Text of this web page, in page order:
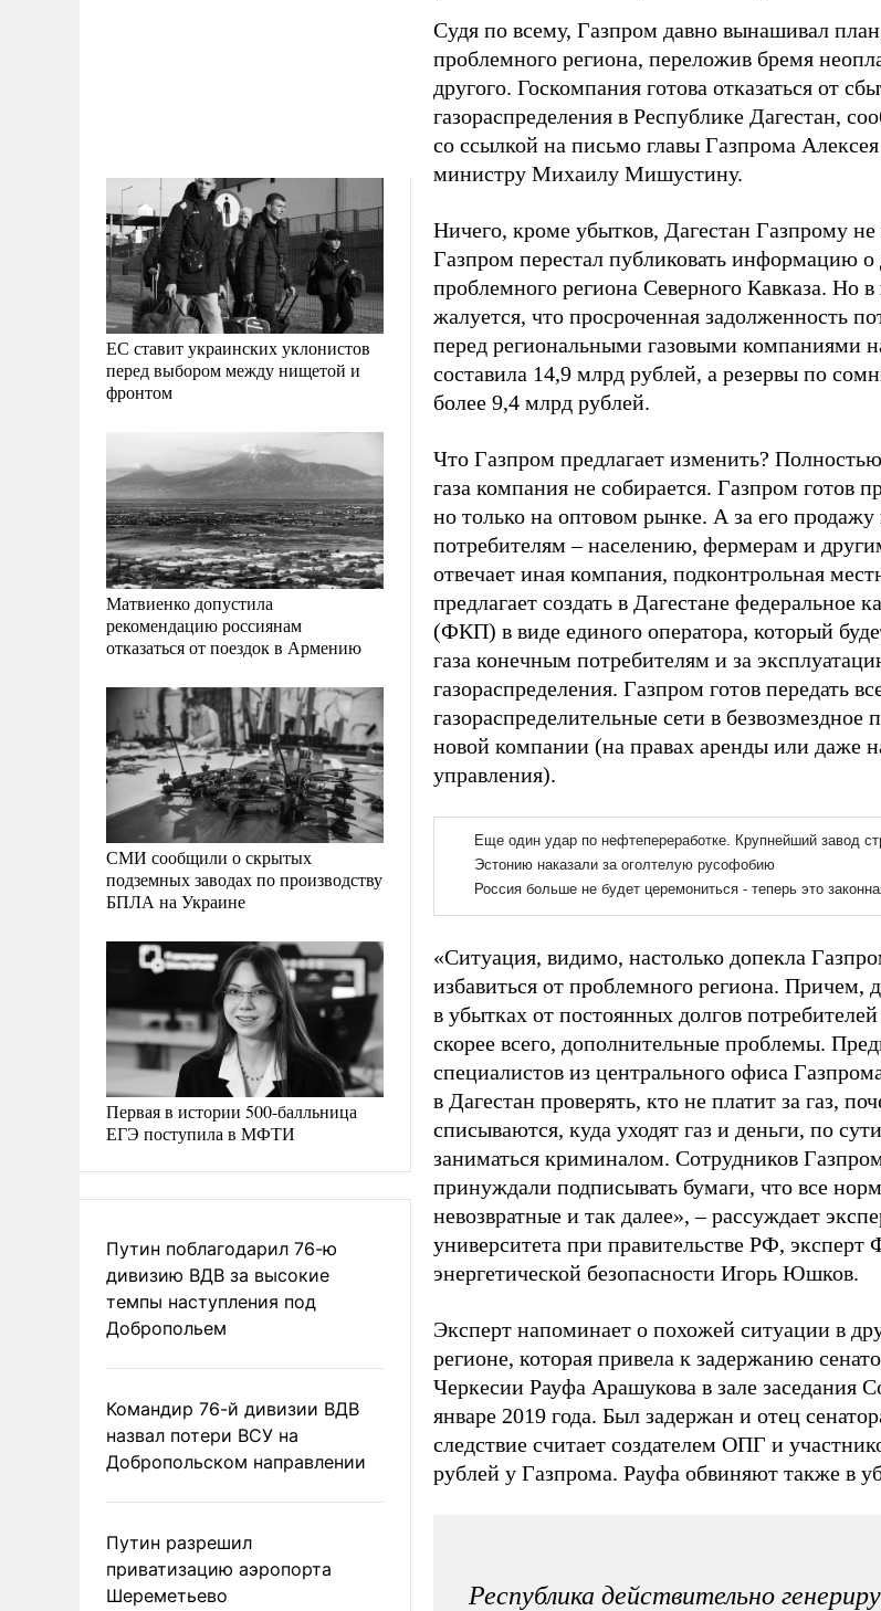
ЕС ставит украинских уклонистов
перед выбором между нищетой и
фронтом
Матвиенко допустила
рекомендацию россиянам
отказаться от поездок в Армению
СМИ сообщили о скрытых
подземных заводах по производству
БПЛА на Украине
Первая в истории 500-балльница
ЕГЭ поступила в МФТИ
Путин поблагодарил 76-ю
дивизию ВДВ за высокие
темпы наступления под
Добропольем
Командир 76-й дивизии ВДВ
назвал потери ВСУ на
Добропольском направлении
Путин разрешил
приватизацию аэропорта
Шереметьево
Судя по всему, Газпром давно вынашивал
проблемного региона, переложив бремя
другого. Госкомпания готова отказаться от
газораспределения в Республике Дагестан,
со ссылкой на письмо главы Газпрома
министру Михаилу Мишустину.
Ничего, кроме убытков, Дагестан Газпрому
Газпром перестал публиковать информацию о
проблемного региона Северного Кавказа. Но
жалуется, что просроченная задолженность
перед региональными газовыми компаниями
составила 14,9 млрд рублей, а резервы по
более 9,4 млрд рублей.
Что Газпром предлагает изменить? Полностью
газа компания не собирается. Газпром готов
но только на оптовом рынке. А за его
потребителям – населению, фермерам и
отвечает иная компания, подконтрольная
предлагает создать в Дагестане федеральное
(ФКП) в виде единого оператора, который
газа конечным потребителям и за
газораспределения. Газпром готов передать
газораспределительные сети в безвозмездное
новой компании (на правах аренды или даже
управления).
«Ситуация, видимо, настолько допекла
избавиться от проблемного региона. Причем,
в убытках от постоянных долгов
скорее всего, дополнительные проблемы.
специалистов из центрального офиса
в Дагестан проверять, кто не платит за газ,
списываются, куда уходят газ и деньги, по
заниматься криминалом. Сотрудников
принуждали подписывать бумаги, что все
невозвратные и так далее», – рассуждает
университета при правительстве РФ,
энергетической безопасности Игорь Юшков.
Эксперт напоминает о похожей ситуации в
регионе, которая привела к задержанию
Черкесии Рауфа Арашукова в зале заседания
январе 2019 года. Был задержан и отец
следствие считает создателем ОПГ и
рублей у Газпрома. Рауфа обвиняют также в
Республика действительно